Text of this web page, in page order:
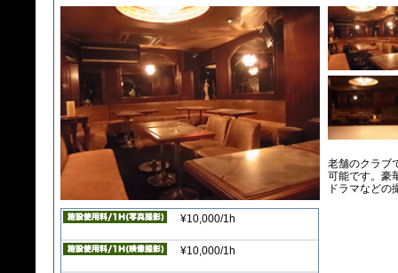
¥10,000/1h
¥10,000/1h
老舗のクラブ
可能です。豪
ドラマなどの